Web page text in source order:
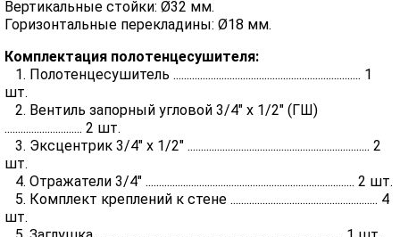
Вертикальные стойки: Ø32 мм.
Горизонтальные перекладины: Ø18 мм.
Комплектация полотенцесушителя:
1. Полотенцесушитель ...................................................................... 1
шт.
2. Вентиль запорный угловой 3/4" х 1/2" (ГШ)
............................. 2 шт.
3. Эксцентрик 3/4" х 1/2" .................................................................... 2
шт.
4. Отражатели 3/4" .............................................................................. 2 шт.
5. Комплект креплений к стене ....................................................... 4
шт.